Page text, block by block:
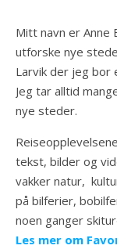
Mitt navn er Anne
utforske nye
Larvik der jeg bor
Jeg tar alltid
nye steder.
tekst, bilder og
vakker natur,
på bilferier,
noen ganger
Les mer om